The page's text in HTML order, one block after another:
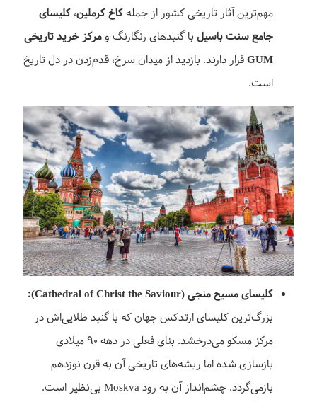
مهم‌ترین آثار تاریخی کشور از جملهکاخ کرملین، کلیسای
جامع سنت باسیل با گنبدهای رنگارنگ ومرکز خرید تاریخی
GUMقرار دارند. بازدید از میدان سرخ، قدم‌زدن در دل تاریخ
است.
کلیسای مسیح منجی (Cathedral of Christ the Saviour):
بزرگ‌ترین کلیسای ارتدکس جهان که با گنبد طلایی‌اش در
مرکز مسکو می‌درخشد. بنای فعلی در دهه ۹۰ میلادی
بازسازی شده اما ریشه‌های تاریخی آن به قرن نوزدهم
بازمی‌گردد. چشم‌انداز آن به رود Moskva بی‌نظیر است.